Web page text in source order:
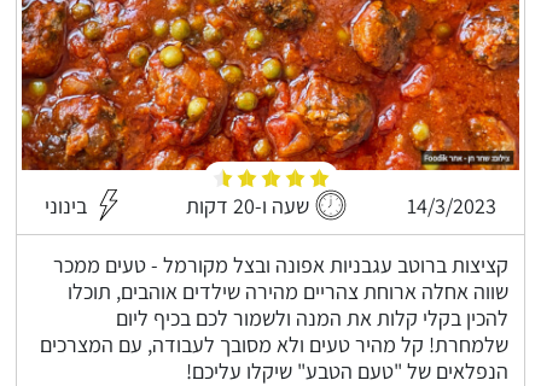
14/3/2023 שעה ו-20 דקות בינוני
קציצות ברוטב עגבניות אפונה ובצל מקורמל - טעים ממכר
שווה אחלה ארוחת צהריים מהירה שילדים אוהבים, תוכלו
להכין בקלי קלות את המנה ולשמור לכם בכיף ליום
שלמחרת! קל מהיר טעים ולא מסובך לעבודה, עם המצרכים
הנפלאים של "טעם הטבע" שיקלו עליכם!